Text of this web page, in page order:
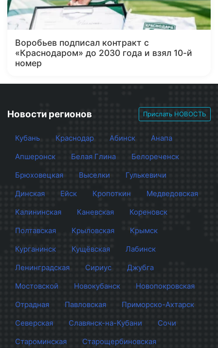
Воробьев подписал контракт с
«Краснодаром» до 2030 года и взял 10-й
номер
Новости регионов Прислать НОВОСТЬ
Кубань Краснодар Абинск
Анапа
Апшеронск
Белая Глина
Белореченск
Брюховецкая
Выселки
Гулькевичи
Динская
Ейск Кропоткин
Медведовская
Калининская
Каневская
Кореновск
Полтавская
Крыловская
Крымск
Курганинск
Кущёвская
Лабинск
Ленинградская
Сириус
Джубга
Мостовской
Новокубанск
Новопокровская
Отрадная
Павловская
Приморско-Ахтарск
Северская
Славянск-на-Кубани
Сочи
Староминская
Старощербиновская